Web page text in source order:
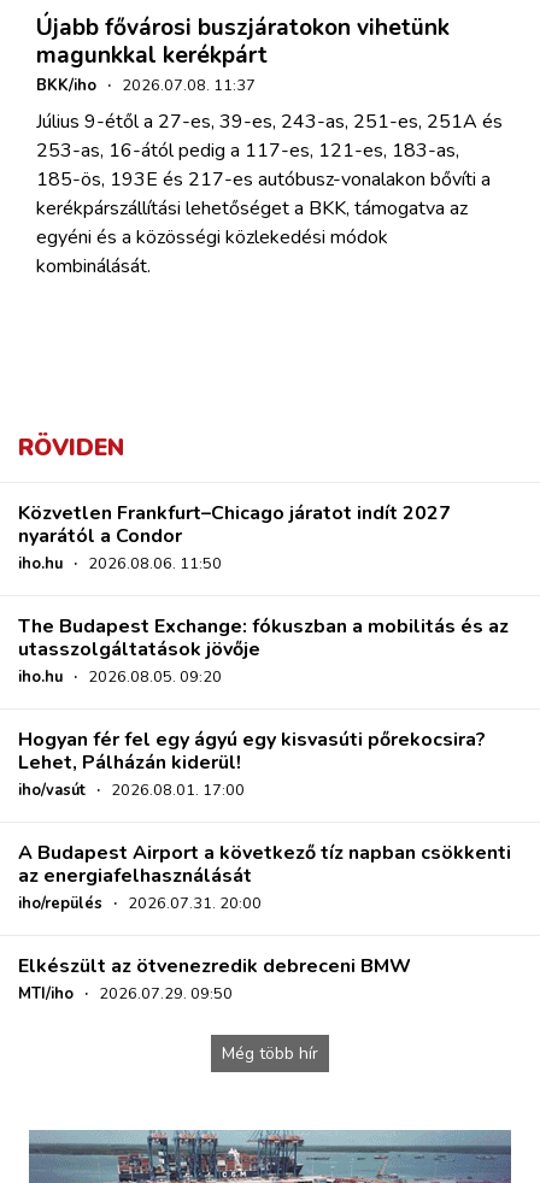
Újabb fővárosi buszjáratokon vihetünk
magunkkal kerékpárt
BKK/iho · 2026.07.08. 11:37
Július 9-étől a 27-es, 39-es, 243-as, 251-es, 251A és
253-as, 16-ától pedig a 117-es, 121-es, 183-as,
185-ös, 193E és 217-es autóbusz-vonalakon bővíti a
kerékpárszállítási lehetőséget a BKK, támogatva az
egyéni és a közösségi közlekedési módok
kombinálását.
RÖVIDEN
Közvetlen Frankfurt–Chicago járatot indít 2027
nyarától a Condor
iho.hu · 2026.08.06. 11:50
The Budapest Exchange: fókuszban a mobilitás és az
utasszolgáltatások jövője
iho.hu · 2026.08.05. 09:20
Hogyan fér fel egy ágyú egy kisvasúti pőrekocsira?
Lehet, Pálházán kiderül!
iho/vasút · 2026.08.01. 17:00
A Budapest Airport a következő tíz napban csökkenti
az energiafelhasználását
iho/repülés · 2026.07.31. 20:00
Elkészült az ötvenezredik debreceni BMW
MTI/iho · 2026.07.29. 09:50
Még több hír